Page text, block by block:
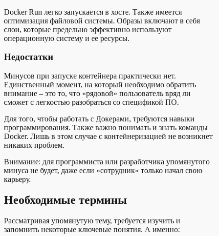
Docker Run легко запускается в хосте. Также имеется
оптимизация файловой системы. Образы включают в себя
слои, которые предельно эффективно используют
операционную систему и ее ресурсы.
Недостатки
Минусов при запуске контейнера практически нет.
Единственный момент, на который необходимо обратить
внимание – это то, что «рядовой» пользователь вряд ли
сможет с легкостью разобраться со спецификой ПО.
Для того, чтобы работать с Докерами, требуются навыки
программирования. Также важно понимать и знать команды
Docker. Лишь в этом случае с контейнеризацией не возникнет
никаких проблем.
Внимание: для программиста или разработчика упомянутого
минуса не будет, даже если «сотрудник» только начал свою
карьеру.
Необходимые термины
Рассматривая упомянутую тему, требуется изучить и
запомнить некоторые ключевые понятия. А именно: